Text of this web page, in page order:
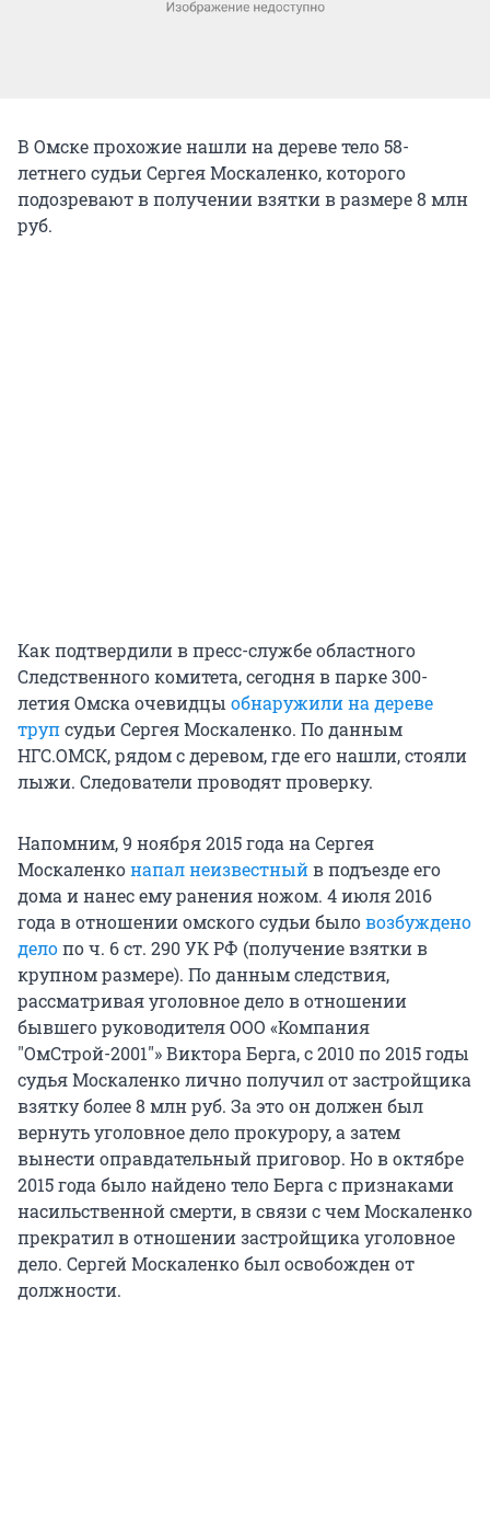
В Омске прохожие нашли на дереве тело 58-
летнего судьи Сергея Москаленко, которого
подозревают в получении взятки в размере 8 млн
руб.
Как подтвердили в пресс-службе областного
Следственного комитета, сегодня в парке 300-
летия Омска очевидцы обнаружили на дереве
трупсудьи Сергея Москаленко. По данным
НГС.ОМСК, рядом с деревом, где его нашли, стояли
лыжи. Следователи проводят проверку.
Напомним, 9 ноября 2015 года на Сергея
Москаленконапал неизвестныйв подъезде его
дома и нанес ему ранения ножом. 4 июля 2016
года в отношении омского судьи быловозбуждено
делопо ч. 6 ст. 290 УК РФ (получение взятки в
крупном размере). По данным следствия,
рассматривая уголовное дело в отношении
бывшего руководителя ООО «Компания
"ОмСтрой-2001"» Виктора Берга, с 2010 по 2015 годы
судья Москаленко лично получил от застройщика
взятку более 8 млн руб. За это он должен был
вернуть уголовное дело прокурору, а затем
вынести оправдательный приговор. Но в октябре
2015 года было найдено тело Берга с признаками
насильственной смерти, в связи с чем Москаленко
прекратил в отношении застройщика уголовное
дело. Сергей Москаленко был освобожден от
должности.